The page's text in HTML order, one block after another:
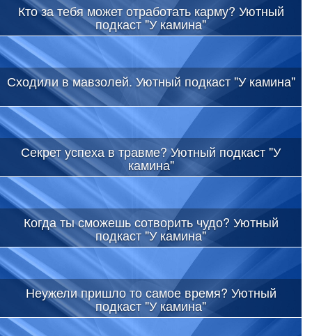
Кто за тебя может отработать карму? Уютный
подкаст "У камина"
Сходили в мавзолей. Уютный подкаст "У камина"
Секрет успеха в травме? Уютный подкаст "У
камина"
Когда ты сможешь сотворить чудо? Уютный
подкаст "У камина"
Неужели пришло то самое время? Уютный
подкаст "У камина"